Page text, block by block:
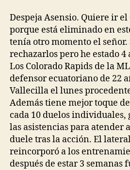
entrada
Despeja Asensio. Quiere ir
porque está eliminado en
tenía otro momento el
rechazarlos pero he estado 4
Los Colorado Rapids de la
defensor ecuatoriano de 22
Vallecilla el lunes
Además tiene mejor toque
cada 10 duelos individuales,
las asistencias para atender
duele tras la acción. El
reincorporó a los
después de estar 3 semanas